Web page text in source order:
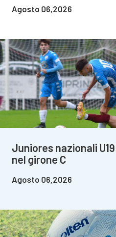
Agosto 06,2026
Juniores nazionali
nel girone C
Agosto 06,2026